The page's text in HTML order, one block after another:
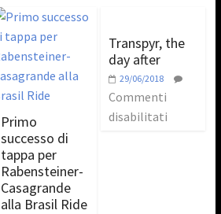
Primo
successo di
tappa per
Rabensteiner-
Casagrande
alla Brasil Ride
Transpyr, the
day after
29/06/2018
Commenti
disabilitati